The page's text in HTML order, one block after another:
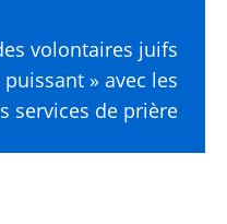
volontaires juifs
» avec les
services de prière